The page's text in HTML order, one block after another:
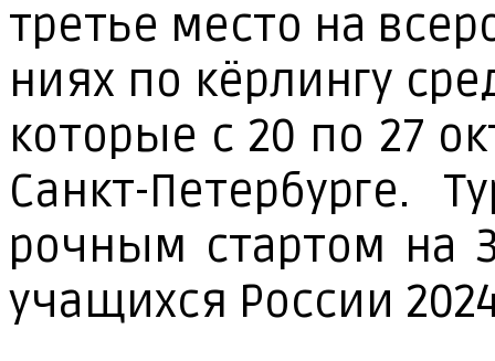
третье мес­то на
ни­ях по кёр­лин­гу
ко­то­рые с 20 по 27
Санкт-Пе­тер­бур­ге.
роч­ным стар­том на
уча­щих­ся Рос­сии